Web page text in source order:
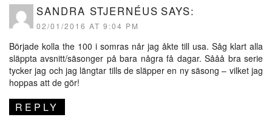
SANDRA STJERNÉUS SAYS:
02/01/2016 AT 9:04 PM
Började kolla the 100 i somras når jag åkte till usa. Såg klart alla
släppta avsnitt/säsonger på bara några få dagar. Sååå bra serie
tycker jag och jag längtar tills de släpper en ny säsong – vilket jag
hoppas att de gör!
REPLY